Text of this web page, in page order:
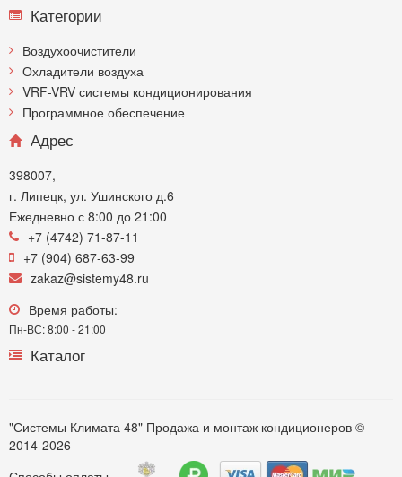
Категории
Воздухоочистители
Охладители воздуха
VRF-VRV системы кондиционирования
Программное обеспечение
Адрес
398007,
г. Липецк, ул. Ушинского д.6
Ежедневно с 8:00 до 21:00
+7 (4742) 71-87-11
+7 (904) 687-63-99
zakaz@sistemy48.ru
Время работы:
Пн-ВС: 8:00 - 21:00
Каталог
"Системы Климата 48" Продажа и монтаж кондиционеров ©
2014-2026